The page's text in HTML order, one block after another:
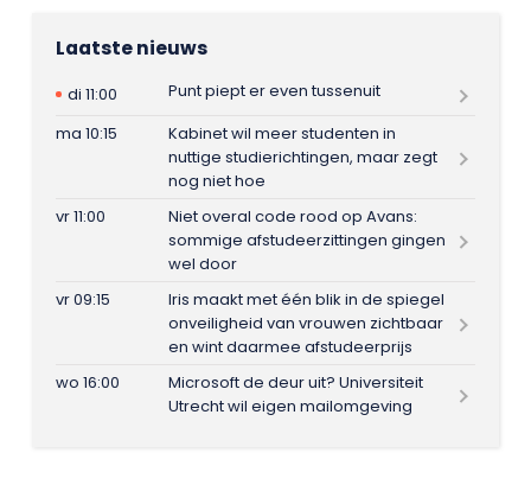
Laatste nieuws
di 11:00
Punt piept er even tussenuit
ma 10:15
Kabinet wil meer studenten in
nuttige studierichtingen, maar zegt
nog niet hoe
vr 11:00
Niet overal code rood op Avans:
sommige afstudeerzittingen gingen
wel door
vr 09:15
Iris maakt met één blik in de spiegel
onveiligheid van vrouwen zichtbaar
en wint daarmee afstudeerprijs
wo 16:00
Microsoft de deur uit? Universiteit
Utrecht wil eigen mailomgeving